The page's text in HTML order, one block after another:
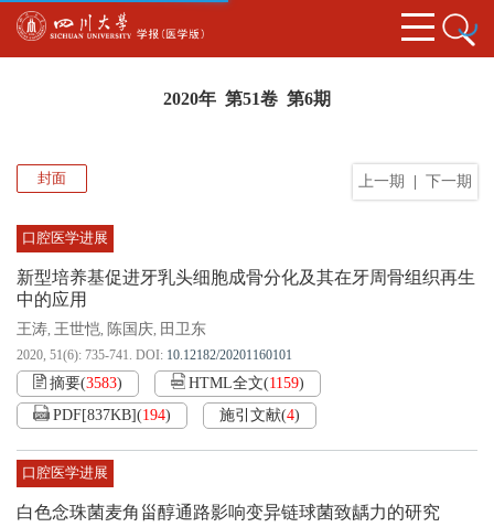
2020年 第51卷 第6期
上一期 下一期
封面
口腔医学进展
新型培养基促进牙乳头细胞成骨分化及其在牙周骨组织再生
中的应用
王涛, 王世恺, 陈国庆, 田卫东
2020, 51(6): 735-741. DOI: 10.12182/20201160101
摘要(3583) HTML全文(1159)
PDF[837KB](194) 施引文献(4)
口腔医学进展
白色念珠菌麦角甾醇通路影响变异链球菌致龋力的研究